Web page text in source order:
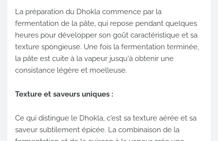
La préparation du Dhokla commence par la
fermentation de la pâte, qui repose pendant quelques
heures pour développer son goût caractéristique et sa
texture spongieuse. Une fois la fermentation terminée,
la pâte est cuite à la vapeur jusqu'à obtenir une
consistance légère et moelleuse.
Texture et saveurs uniques :
Ce qui distingue le Dhokla, c'est sa texture aérée et sa
saveur subtilement épicée. La combinaison de la